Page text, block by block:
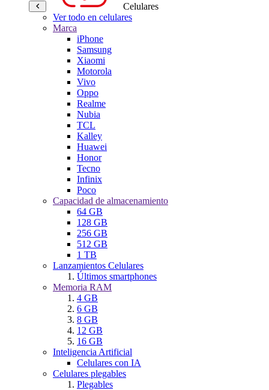
Celulares
Ver todo en celulares
Marca
iPhone
Samsung
Xiaomi
Motorola
Vivo
Oppo
Realme
Nubia
TCL
Kalley
Huawei
Honor
Tecno
Infinix
Poco
Capacidad de almacenamiento
64 GB
128 GB
256 GB
512 GB
1 TB
Lanzamientos Celulares
Últimos smartphones
Memoria RAM
4 GB
6 GB
8 GB
12 GB
16 GB
Inteligencia Artificial
Celulares con IA
Celulares plegables
Plegables